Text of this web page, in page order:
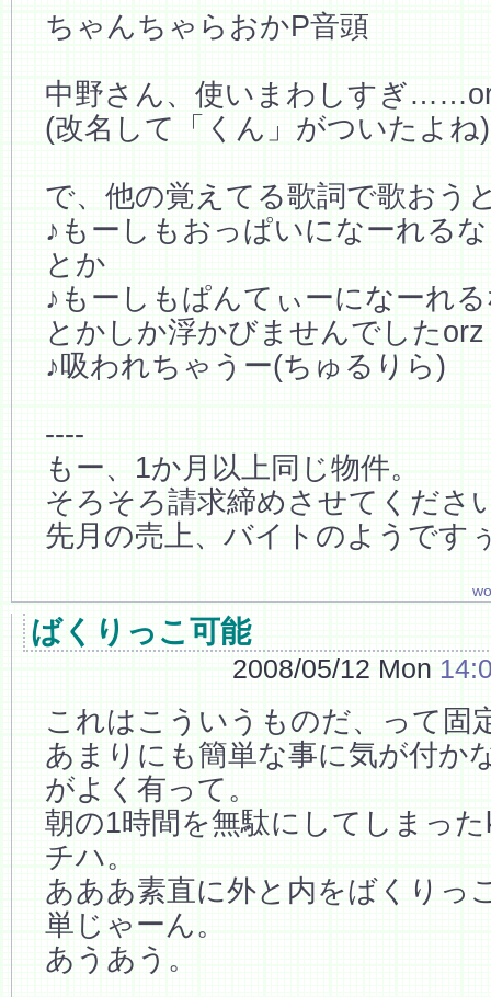
ちゃんちゃらおかP音頭
中野さん、使いまわしすぎ
(改名して「くん」がついたよね)
で、他の覚えてる歌詞で歌おう
♪もーしもおっぱいになーれる
とか
♪もーしもぱんてぃーになーれ
とかしか浮かびませんでしたorz
♪吸われちゃうー(ちゅるりら)
----
もー、1か月以上同じ物件。
そろそろ請求締めさせてくださ
先月の売上、バイトのようです
ばくりっこ可能
2008/05/12 Mon
これはこういうものだ、って固
あまりにも簡単な事に気が付か
がよく有って。
朝の1時間を無駄にしてしまっ
チハ。
あああ素直に外と内をばくりっ
単じゃーん。
あうあう。